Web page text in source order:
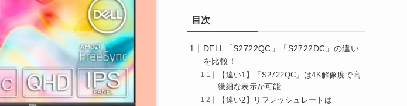
ー目次
DELL「S2722QC」「S2722DC」の違い
を比較！
【違い1】「S2722QC」は4K解像度で高
繊細な表示が可能
【違い2】リフレッシュレートは